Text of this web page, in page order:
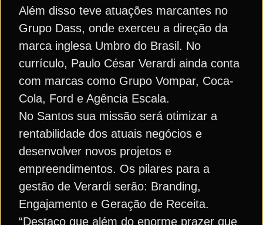
Além disso teve atuações marcantes no
Grupo Dass, onde exerceu a direção da
marca inglesa Umbro do Brasil. No
currículo, Paulo César Verardi ainda conta
com marcas como Grupo Vompar, Coca-
Cola, Ford e Agência Escala.
No Santos sua missão será otimizar a
rentabilidade dos atuais negócios e
desenvolver novos projetos e
empreendimentos. Os pilares para a
gestão de Verardi serão: Branding,
Engajamento e Geração de Receita.
“Destaco que além do enorme prazer que